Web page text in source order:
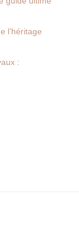
l’héritage
: